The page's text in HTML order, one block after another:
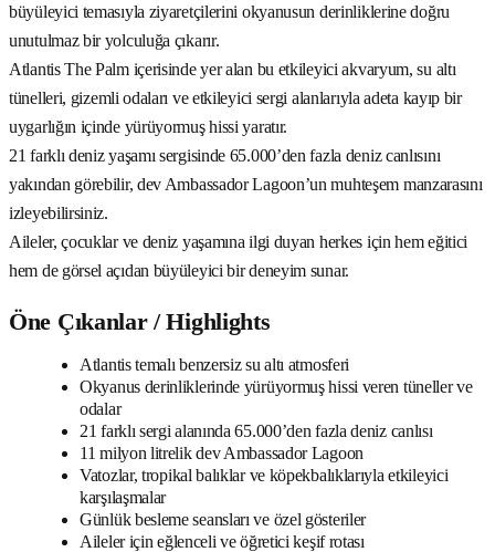
büyüleyici temasıyla ziyaretçilerini okyanusun derinliklerine doğru
unutulmaz bir yolculuğa çıkarır.
Atlantis The Palm içerisinde yer alan bu etkileyici akvaryum, su altı
tünelleri, gizemli odaları ve etkileyici sergi alanlarıyla adeta kayıp bir
uygarlığın içinde yürüyormuş hissi yaratır.
21 farklı deniz yaşamı sergisinde 65.000’den fazla deniz canlısını
yakından görebilir, dev Ambassador Lagoon’un muhteşem manzarasını
izleyebilirsiniz.
Aileler, çocuklar ve deniz yaşamına ilgi duyan herkes için hem eğitici
hem de görsel açıdan büyüleyici bir deneyim sunar.
Öne Çıkanlar / Highlights
Atlantis temalı benzersiz su altı atmosferi
Okyanus derinliklerinde yürüyormuş hissi veren tüneller ve
odalar
21 farklı sergi alanında 65.000’den fazla deniz canlısı
11 milyon litrelik dev Ambassador Lagoon
Vatozlar, tropikal balıklar ve köpekbalıklarıyla etkileyici
karşılaşmalar
Günlük besleme seansları ve özel gösteriler
Aileler için eğlenceli ve öğretici keşif rotası